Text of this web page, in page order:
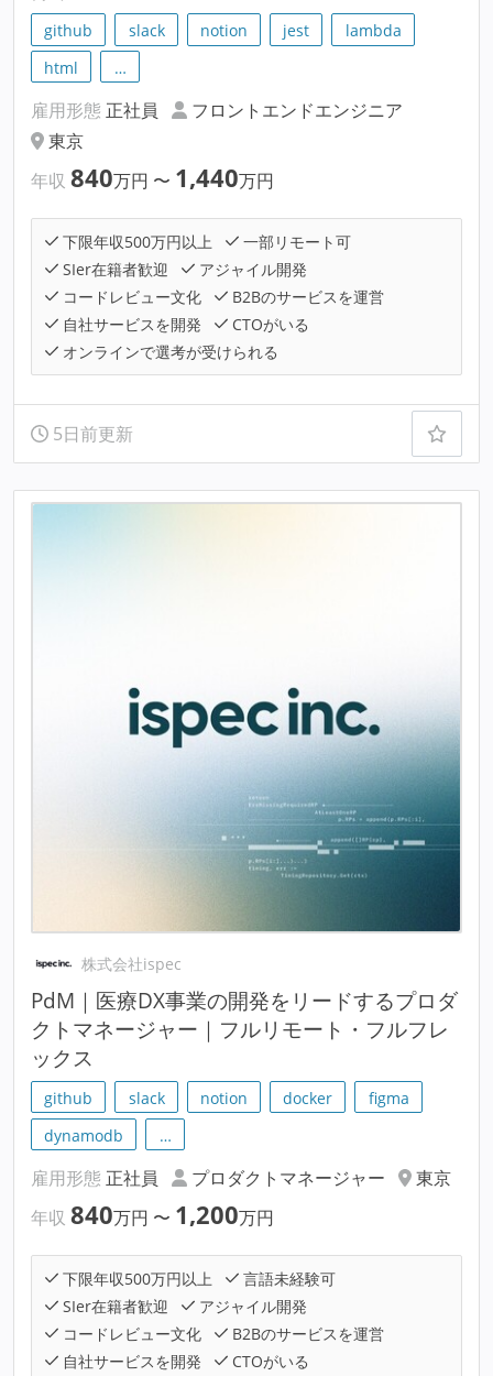
github slack notion jest
lambda
html
…
雇用形態 正社員
フロントエンドエンジニア
東京
年収 840万円 〜 1,440万円
下限年収500万円以上
一部リモート可
SIer在籍者歓迎
アジャイル開発
コードレビュー文化
B2Bのサービスを運営
自社サービスを開発
CTOがいる
オンラインで選考が受けられる
5日前更新
株式会社ispec
PdM｜医療DX事業の開発をリードするプロダ
クトマネージャー｜フルリモート・フルフレ
ックス
github slack notion docker
figma
dynamodb
…
雇用形態 正社員 プロダクトマネージャー
東京
年収 840万円 〜 1,200万円
下限年収500万円以上
言語未経験可
SIer在籍者歓迎
アジャイル開発
コードレビュー文化
B2Bのサービスを運営
自社サービスを開発
CTOがいる